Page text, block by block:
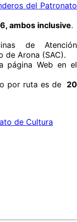
del Patronato
ambos inclusive.
de Atención
de Arona (SAC).
página Web en el
por ruta es de 20
de Cultura